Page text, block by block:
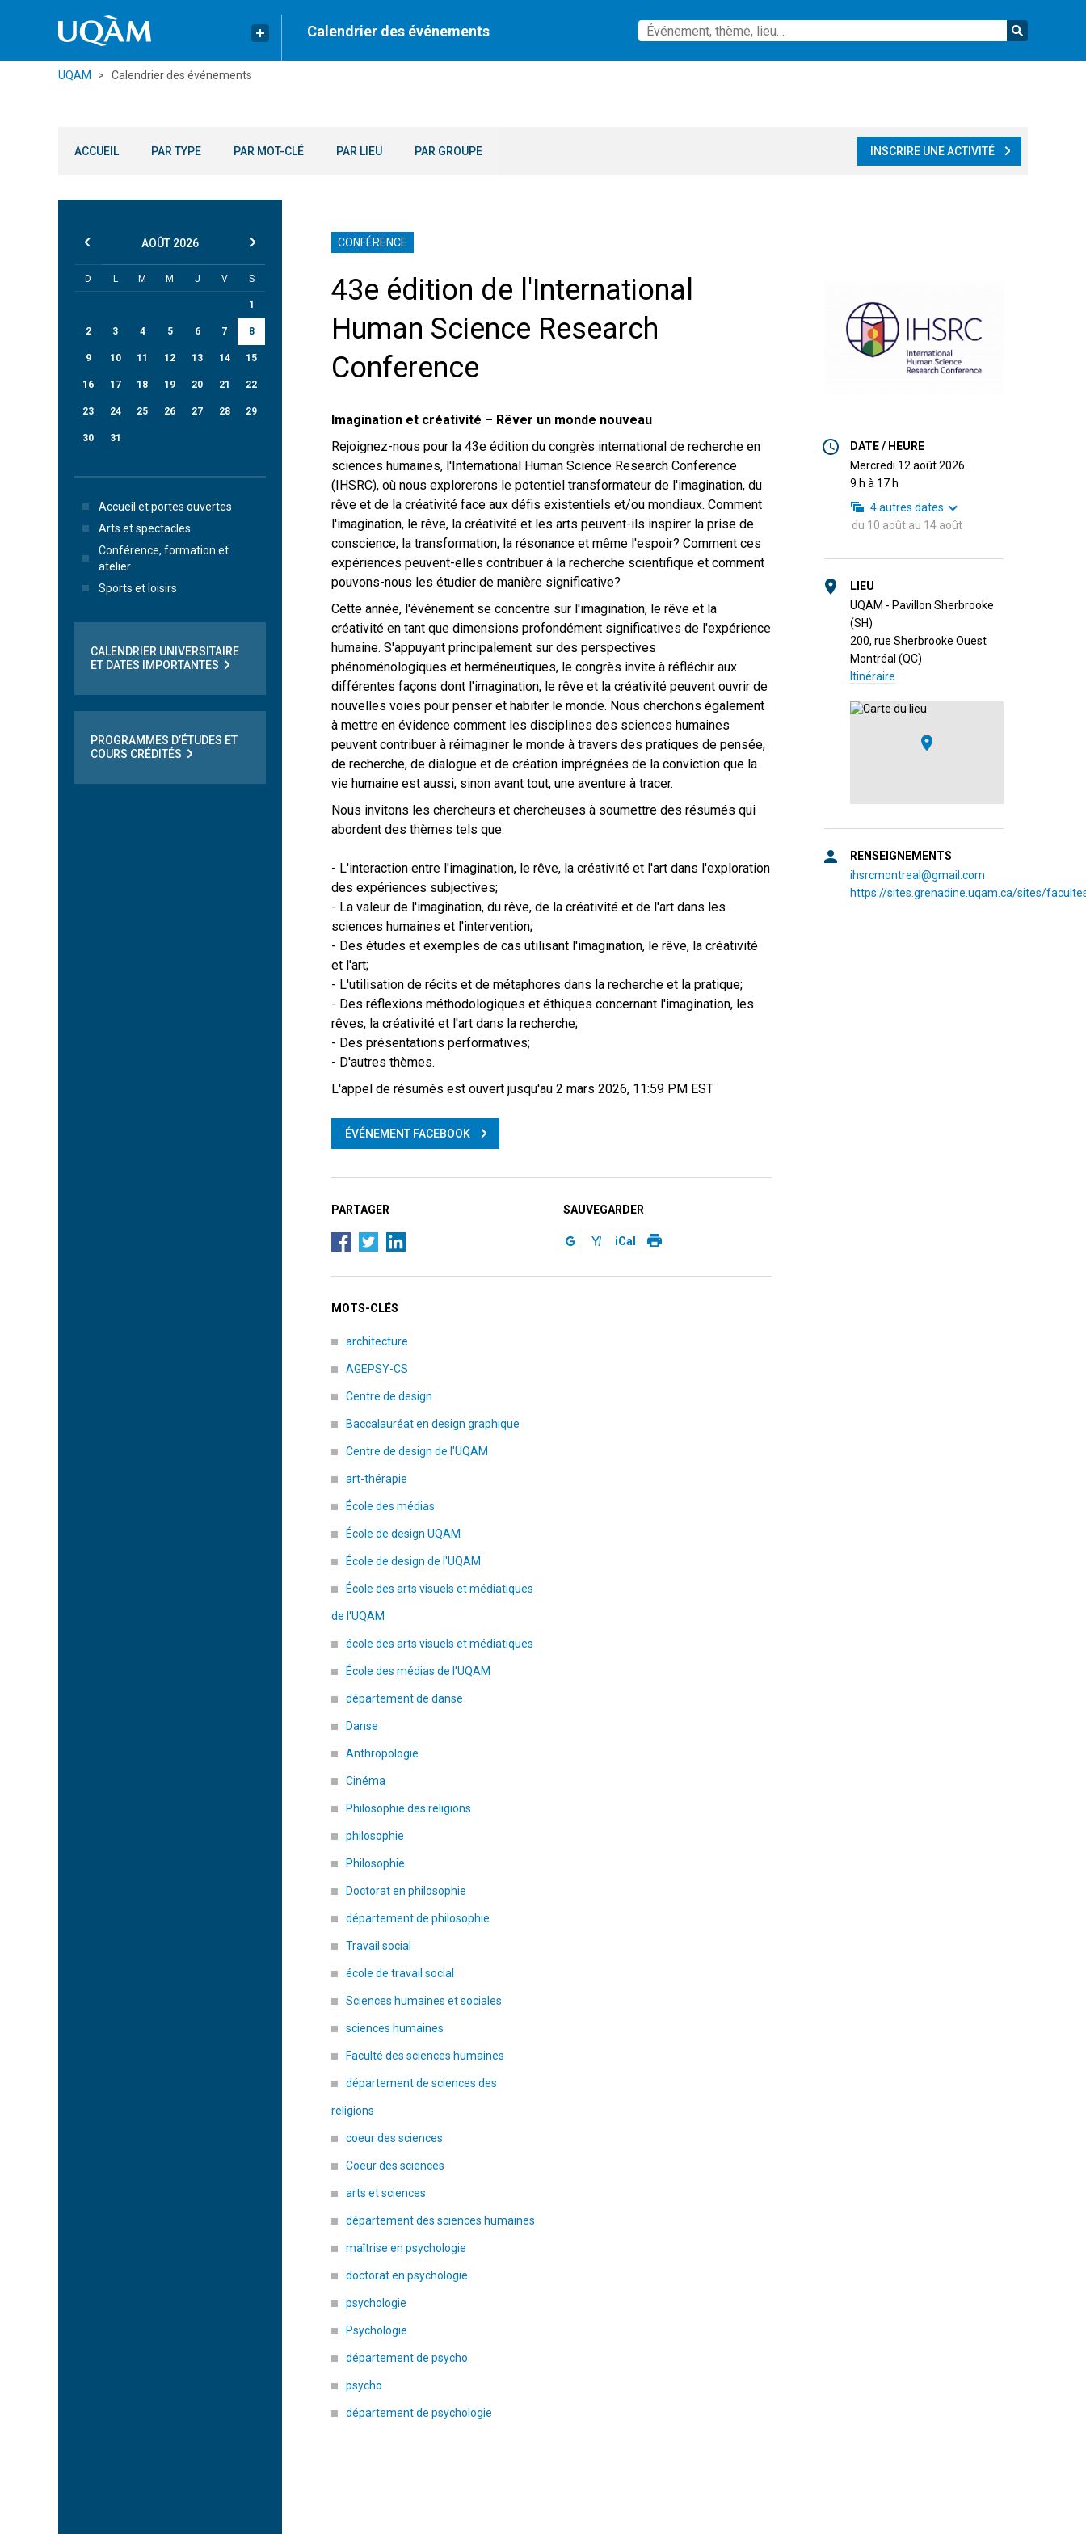
Calendrier des événements
UQAM Calendrier des événements
ACCUEIL PAR TYPE PAR MOT-CLÉ PAR LIEU PAR GROUPE INSCRIRE UNE ACTIVITÉ
CONFÉRENCE
43e édition de l'International
Human Science Research
Conference
Imagination et créativité – Rêver un monde nouveau
Rejoignez-nous pour la 43e édition du congrès international de recherche en
sciences humaines, l'International Human Science Research Conference
(IHSRC), où nous explorerons le potentiel transformateur de l'imagination, du
rêve et de la créativité face aux défis existentiels et/ou mondiaux. Comment
l'imagination, le rêve, la créativité et les arts peuvent-ils inspirer la prise de
conscience, la transformation, la résonance et même l'espoir? Comment ces
expériences peuvent-elles contribuer à la recherche scientifique et comment
pouvons-nous les étudier de manière significative?
Cette année, l'événement se concentre sur l'imagination, le rêve et la
créativité en tant que dimensions profondément significatives de l'expérience
humaine. S'appuyant principalement sur des perspectives
phénoménologiques et herméneutiques, le congrès invite à réfléchir aux
différentes façons dont l'imagination, le rêve et la créativité peuvent ouvrir de
nouvelles voies pour penser et habiter le monde. Nous cherchons également
à mettre en évidence comment les disciplines des sciences humaines
peuvent contribuer à réimaginer le monde à travers des pratiques de pensée,
de recherche, de dialogue et de création imprégnées de la conviction que la
vie humaine est aussi, sinon avant tout, une aventure à tracer.
Nous invitons les chercheurs et chercheuses à soumettre des résumés qui
abordent des thèmes tels que:
- L'interaction entre l'imagination, le rêve, la créativité et l'art dans l'exploration
des expériences subjectives;
- La valeur de l'imagination, du rêve, de la créativité et de l'art dans les
sciences humaines et l'intervention;
- Des études et exemples de cas utilisant l'imagination, le rêve, la créativité
et l'art;
- L'utilisation de récits et de métaphores dans la recherche et la pratique;
- Des réflexions méthodologiques et éthiques concernant l'imagination, les
rêves, la créativité et l'art dans la recherche;
- Des présentations performatives;
- D'autres thèmes.
L'appel de résumés est ouvert jusqu'au 2 mars 2026, 11:59 PM EST
ÉVÉNEMENT FACEBOOK
DATE / HEURE
mercredi 12 août 2026
9 h à 17 h
4 autres dates
du 10 août au 14 août
LIEU
UQAM - Pavillon Sherbrooke
(SH)
200, rue Sherbrooke Ouest
Montréal (QC)
Itinéraire
RENSEIGNEMENTS
ihsrcmontreal@gmail.com
https://sites.grenadine.uqam.ca/sites/
PARTAGER SAUVEGARDER
iCal
MOTS-CLÉS
architecture
AGEPSY-CS
Centre de design
Baccalauréat en design graphique
Centre de design de l'UQAM
art-thérapie
École des médias
École de design UQAM
École de design de l'UQAM
École des arts visuels et médiatiques
de l'UQAM
école des arts visuels et médiatiques
École des médias de l'UQAM
département de danse
Danse
Anthropologie
Cinéma
Philosophie des religions
philosophie
Philosophie
Doctorat en philosophie
département de philosophie
Travail social
école de travail social
Sciences humaines et sociales
sciences humaines
Faculté des sciences humaines
département de sciences des
religions
coeur des sciences
Coeur des sciences
arts et sciences
département des sciences humaines
maîtrise en psychologie
doctorat en psychologie
psychologie
Psychologie
département de psycho
psycho
département de psychologie
AOÛT 2026
D L M M J V S
1
2 3 4 5 6 7 8
9 10 11 12 13 14 15
16 17 18 19 20 21 22
23 24 25 26 27 28 29
30 31
Accueil et portes ouvertes
Arts et spectacles
Conférence, formation et
atelier
Sports et loisirs
CALENDRIER UNIVERSITAIRE
ET DATES IMPORTANTES
PROGRAMMES D’ÉTUDES ET
COURS CRÉDITÉS